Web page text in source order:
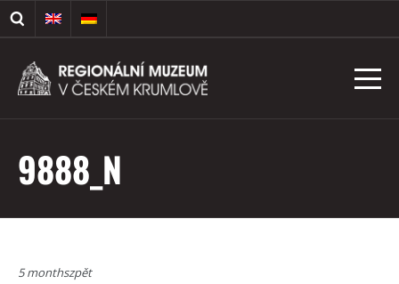
9888_N
5 monthszpět